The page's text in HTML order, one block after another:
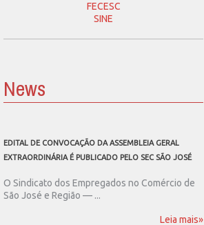
FECESC
SINE
News
EDITAL DE CONVOCAÇÃO DA ASSEMBLEIA GERAL
EXTRAORDINÁRIA É PUBLICADO PELO SEC SÃO JOSÉ
O Sindicato dos Empregados no Comércio de
São José e Região — ...
Leia mais»